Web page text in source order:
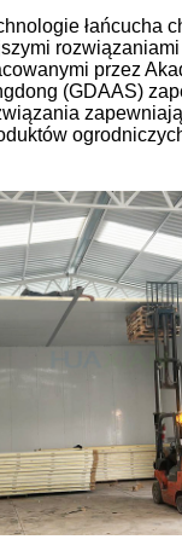
łańcucha
przez
(GDAAS)